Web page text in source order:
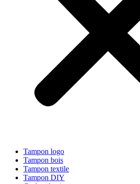
Tampon logo
Tampon bois
Tampon textile
Tampon DIY